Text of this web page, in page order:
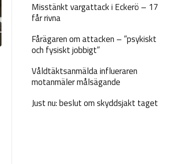
Misstänkt vargattack i Eckerö – 17
får rivna
Fårägaren om attacken – ”psykiskt
och fysiskt jobbigt”
Våldtäktsanmälda influeraren
motanmäler målsägande
Just nu: beslut om skyddsjakt taget